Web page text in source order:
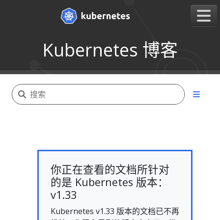
Kubernetes 博客
你正在查看的文档所针对
的是 Kubernetes 版本：
v1.33
Kubernetes v1.33 版本的文档已不再